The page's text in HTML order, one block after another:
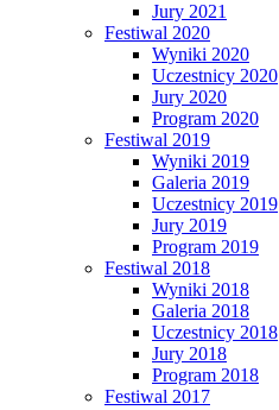
Jury 2021
Festiwal 2020
Wyniki 2020
Uczestnicy 2020
Jury 2020
Program 2020
Festiwal 2019
Wyniki 2019
Galeria 2019
Uczestnicy 2019
Jury 2019
Program 2019
Festiwal 2018
Wyniki 2018
Galeria 2018
Uczestnicy 2018
Jury 2018
Program 2018
Festiwal 2017